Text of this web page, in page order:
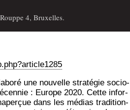
4, Bruxelles.
une nou­velle stra­té­gie socio-
: Europe 2020. Cette infor­
dans les médias tra­di­tion­